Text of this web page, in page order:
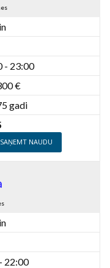
- 23:00
€
gadi
NAUDU
22:00